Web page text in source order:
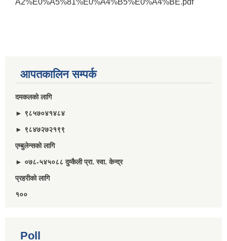
A2%E0%A5%81%E0%A4%B5%E0%A4%BE.pdf
आपतकालिन सम्पर्क
दमकलकाे लागि
► ९८५७०४१४८४
► ९८४७२७२१९९
एम्बुलेन्सकाे लागि
► ०७८-५४५०८८ दुम्कैली प्रा. स्वा. केन्द्र
प्रहरीकाे लागि
१००
Poll